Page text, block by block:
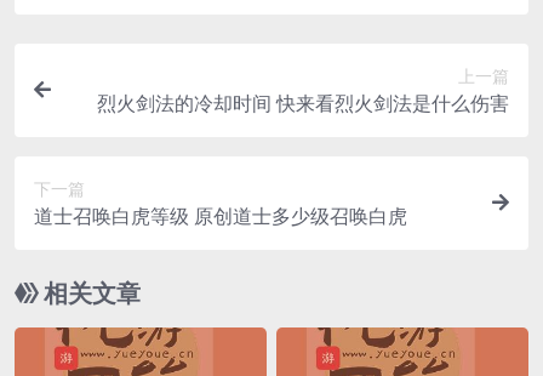
上一篇
烈火剑法的冷却时间 快来看烈火剑法是什么伤害
下一篇
道士召唤白虎等级 原创道士多少级召唤白虎
相关文章